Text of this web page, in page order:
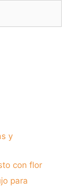
y
con flor
para